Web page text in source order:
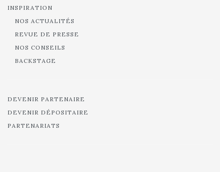
INSPIRATION
NOS ACTUALITÉS
REVUE DE PRESSE
NOS CONSEILS
BACKSTAGE
DEVENIR PARTENAIRE
DEVENIR DÉPOSITAIRE
PARTENARIATS